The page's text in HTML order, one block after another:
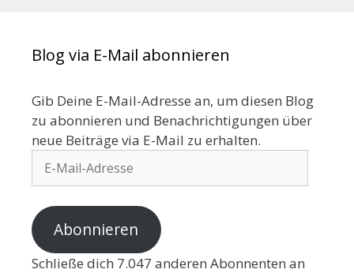
Blog via E-Mail abonnieren
Gib Deine E-Mail-Adresse an, um diesen Blog
zu abonnieren und Benachrichtigungen über
neue Beiträge via E-Mail zu erhalten.
Abonnieren
Schließe dich 7.047 anderen Abonnenten an